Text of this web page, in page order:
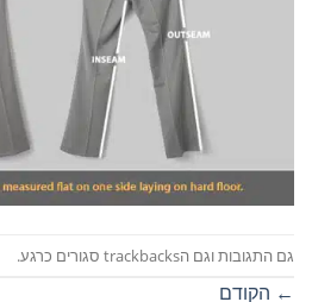
גם התגובות וגם הtrackbacks סגורים כרגע.
← הקודם